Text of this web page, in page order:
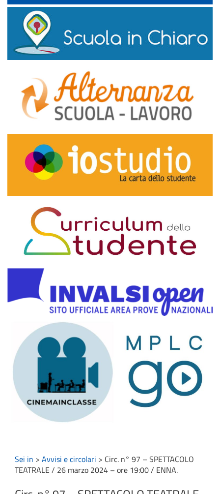
Sei in > Avvisi e circolari > Circ. n° 97 – SPETTACOLO
TEATRALE / 26 marzo 2024 – ore 19:00 / ENNA.